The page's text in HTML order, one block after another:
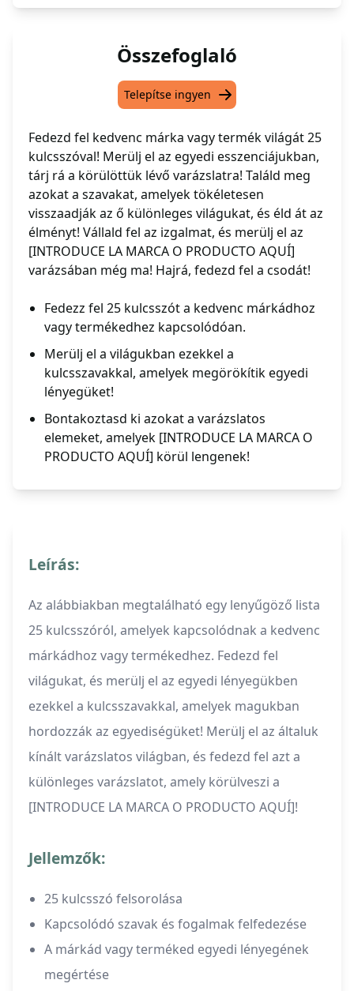
Összefoglaló
Telepítse ingyen
Fedezd fel kedvenc márka vagy termék világát 25
kulcsszóval! Merülj el az egyedi esszenciájukban,
tárj rá a körülöttük lévő varázslatra! Találd meg
azokat a szavakat, amelyek tökéletesen
visszaadják az ő különleges világukat, és éld át az
élményt! Vállald fel az izgalmat, és merülj el az
[INTRODUCE LA MARCA O PRODUCTO AQUÍ]
varázsában még ma! Hajrá, fedezd fel a csodát!
Fedezz fel 25 kulcsszót a kedvenc márkádhoz
vagy termékedhez kapcsolódóan.
Merülj el a világukban ezekkel a
kulcsszavakkal, amelyek megörökítik egyedi
lényegüket!
Bontakoztasd ki azokat a varázslatos
elemeket, amelyek [INTRODUCE LA MARCA O
PRODUCTO AQUÍ] körül lengenek!
Leírás:
Az alábbiakban megtalálható egy lenyűgöző lista
25 kulcsszóról, amelyek kapcsolódnak a kedvenc
márkádhoz vagy termékedhez. Fedezd fel
világukat, és merülj el az egyedi lényegükben
ezekkel a kulcsszavakkal, amelyek magukban
hordozzák az egyediségüket! Merülj el az általuk
kínált varázslatos világban, és fedezd fel azt a
különleges varázslatot, amely körülveszi a
[INTRODUCE LA MARCA O PRODUCTO AQUÍ]!
Jellemzők:
25 kulcsszó felsorolása
Kapcsolódó szavak és fogalmak felfedezése
A márkád vagy terméked egyedi lényegének
megértése